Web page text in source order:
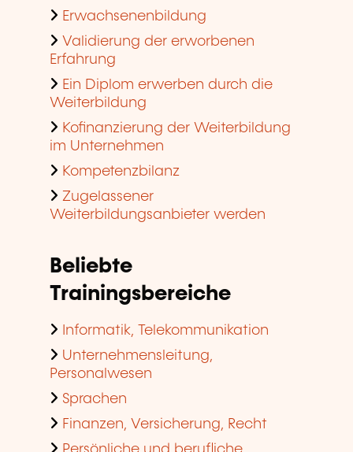
Erwachsenenbildung
Validierung der erworbenen
Erfahrung
Ein Diplom erwerben durch die
Weiterbildung
Kofinanzierung der Weiterbildung
im Unternehmen
Kompetenzbilanz
Zugelassener
Weiterbildungsanbieter werden
Beliebte
Trainingsbereiche
Informatik, Telekommunikation
Unternehmensleitung,
Personalwesen
Sprachen
Finanzen, Versicherung, Recht